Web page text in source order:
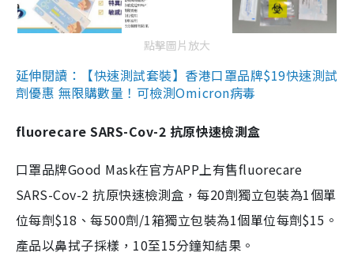
點擊圖片放大
延伸閱讀：【快速測試套裝】香港口罩品牌$19快速測試
劑優惠 無限購數量！可檢測Omicron病毒
fluorecare SARS-Cov-2 抗原快速檢測盒
口罩品牌Good Mask在官方APP上有售fluorecare
SARS-Cov-2 抗原快速檢測盒，每20劑獨立包裝為1個單
位每劑$18、每500劑/1箱獨立包裝為1個單位每劑$15。
產品以鼻拭子採樣，10至15分鐘知結果。